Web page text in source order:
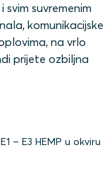
suvremenim
komunikacijske
na vrlo
prijete ozbiljna
– E3 HEMP u okviru